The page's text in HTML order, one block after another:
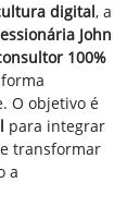
digital, a
John
100%
O objetivo é
para integrar
e transformar
a